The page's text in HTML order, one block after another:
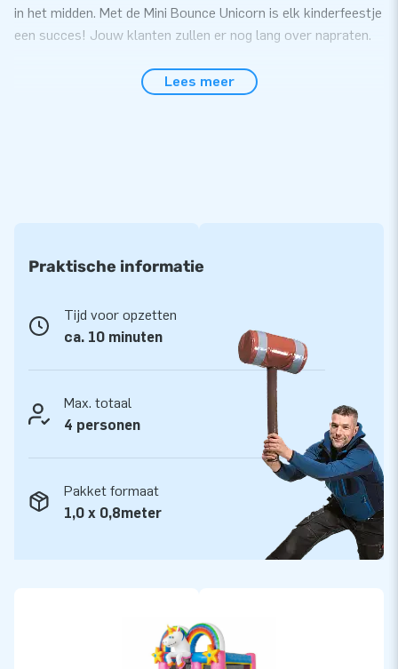
in het midden. Met de Mini Bounce Unicorn is elk kinderfeestje
een succes! Jouw klanten zullen er nog lang over napraten.
Eenvoudig op te zetten
JB kwaliteit
JB kussens zijn op meerdere punten verstevigd en
meervoudig gestikt en zijn gemaakt van sterk, hoge kwaliteit
PVC. Ze zijn daardoor duurzaam en eenvoudig schoon te
houden. De Mini Bounce wordt tevens door JB geleverd met
5 jaar garantie. Hierdoor lever jij met dit product jarenlang
optimaal speelplezier.
Koop de Mini Bounce Unicorn en bezorg jouw klanten de dag
van hun leven!
Meer dan 15.000 klanten kozen ook voor JB
JB laat al meer dan 15 jaar mensen wereldwijd een gat in de
opblaasattracties op grootse wijze! Klanten zijn verzekerd
van onze professionele service en levering. Zij noemen ons
Lees meer
Praktische informatie
Tijd voor opzetten
ca. 10 minuten
Max. totaal
4 personen
Pakket formaat
1,0 x 0,8meter